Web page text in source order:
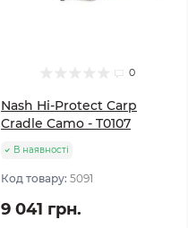
0
Nash Hi-Protect Carp
Cradle Camo - T0107
В наявності
Код товару: 5091
9 041 грн.